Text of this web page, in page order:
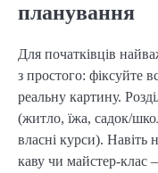
планування
Для початківців
з простого: фіксуйте
реальну картину.
(житло, їжа, садок/
власні курси).
каву чи майстер-клас